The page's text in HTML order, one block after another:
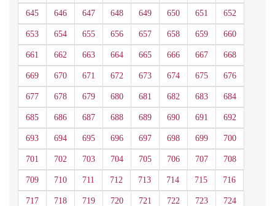
645 646 647 648 649 650 651 652
653 654 655 656 657 658 659 660
661 662 663 664 665 666 667 668
669 670 671 672 673 674 675 676
677 678 679 680 681 682 683 684
685 686 687 688 689 690 691 692
693 694 695 696 697 698 699 700
701 702 703 704 705 706 707 708
709 710 711 712 713 714 715 716
717 718 719 720 721 722 723 724